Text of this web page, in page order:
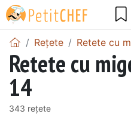
Rețete Retete cu
Retete cu
14
343 rețete